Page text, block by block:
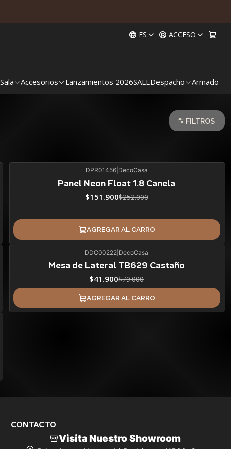
ES ACCESO
Sala Accesorios Lanzamientos 2026SALEDespacho Armado
FILTROS
DPR01456| DecoCasa
Panel Neon Float 1.8 Canela
$151.900$252.000
AGREGAR AL CARRO
DDC00222 DecoCasa
Mesa de Lateral TB629 Castaño
$41.900$79.000
AGREGAR AL CARRO
CONTACTO
Visita Nuestro Showroom